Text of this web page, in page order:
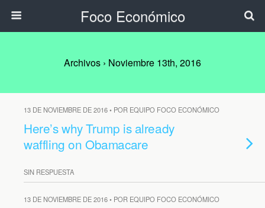
Foco Económico
Archivos › Noviembre 13th, 2016
13 DE NOVIEMBRE DE 2016 • POR EQUIPO FOCO ECONÓMICO
Here’s why Trump is already
waffling on Obamacare
SIN RESPUESTA
13 DE NOVIEMBRE DE 2016 • POR EQUIPO FOCO ECONÓMICO